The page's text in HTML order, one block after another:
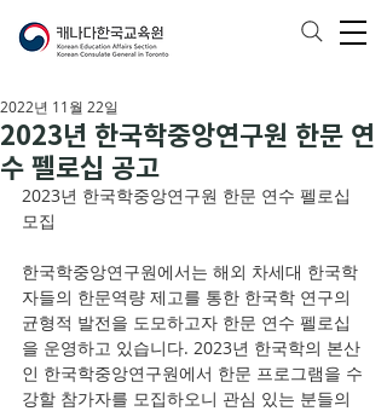
2023년 한국학중앙연구원 한문 연
수 펠로십 공고
2022년 11월 22일
2023년 한국학중앙연구원 한문 연수 펠로십
모집
한국학중앙연구원에서는 해외 차세대 한국학
자들의 한문역량 제고를 통한 한국학 연구의
균형적 발전을 도모하고자 한문 연수 펠로십
을 운영하고 있습니다. 2023년 한국학의 본산
인 한국학중앙연구원에서 한문 프로그램을 수
강할 참가자를 모집하오니 관심 있는 분들의